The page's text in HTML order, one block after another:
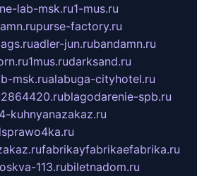
lab-msk.ru1-mus.ru
purse-factory.ru
adler-jun.rubandamn.ru
1mus.rudarksand.ru
msk.rualabuga-cityhotel.ru
2864420.rublagodarenie-spb.ru
kuhnyanazakaz.ru
fabrikayfabrikaefabrika.ru
113.rubiletnadom.ru